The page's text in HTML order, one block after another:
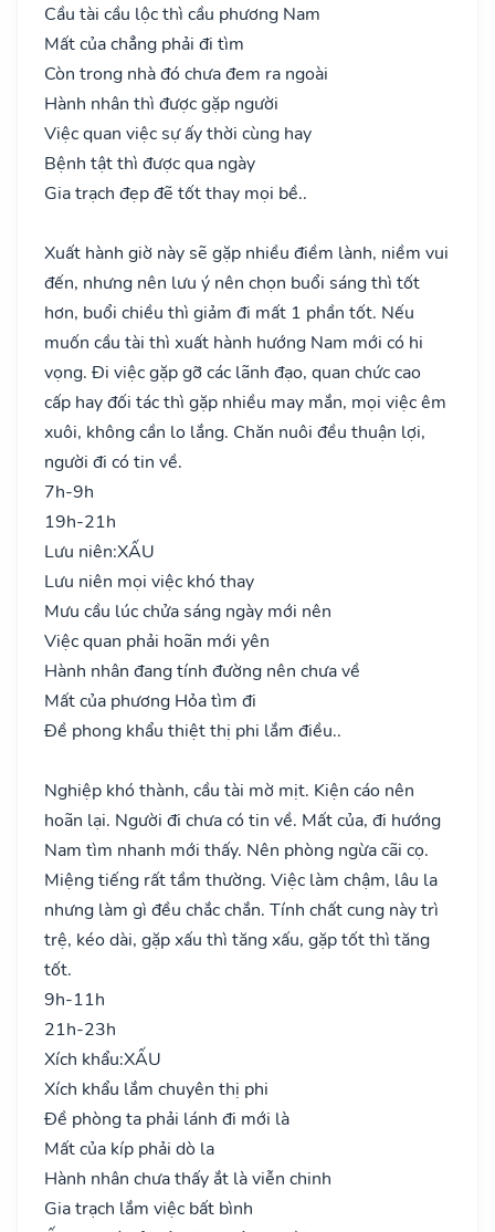
Cầu tài cầu lộc thì cầu phương Nam
Mất của chẳng phải đi tìm
Còn trong nhà đó chưa đem ra ngoài
Hành nhân thì được gặp người
Việc quan việc sự ấy thời cùng hay
Bệnh tật thì được qua ngày
Gia trạch đẹp đẽ tốt thay mọi bề..
Xuất hành giờ này sẽ gặp nhiều điềm lành, niềm vui
đến, nhưng nên lưu ý nên chọn buổi sáng thì tốt
hơn, buổi chiều thì giảm đi mất 1 phần tốt. Nếu
muốn cầu tài thì xuất hành hướng Nam mới có hi
vọng. Đi việc gặp gỡ các lãnh đạo, quan chức cao
cấp hay đối tác thì gặp nhiều may mắn, mọi việc êm
xuôi, không cần lo lắng. Chăn nuôi đều thuận lợi,
người đi có tin về.
7h-9h
19h-21h
Lưu niên:XẤU
Lưu niên mọi việc khó thay
Mưu cầu lúc chửa sáng ngày mới nên
Việc quan phải hoãn mới yên
Hành nhân đang tính đường nên chưa về
Mất của phương Hỏa tìm đi
Đề phong khẩu thiệt thị phi lắm điều..
Nghiệp khó thành, cầu tài mờ mịt. Kiện cáo nên
hoãn lại. Người đi chưa có tin về. Mất của, đi hướng
Nam tìm nhanh mới thấy. Nên phòng ngừa cãi cọ.
Miệng tiếng rất tầm thường. Việc làm chậm, lâu la
nhưng làm gì đều chắc chắn. Tính chất cung này trì
trệ, kéo dài, gặp xấu thì tăng xấu, gặp tốt thì tăng
tốt.
9h-11h
21h-23h
Xích khẩu:XẤU
Xích khẩu lắm chuyên thị phi
Đề phòng ta phải lánh đi mới là
Mất của kíp phải dò la
Hành nhân chưa thấy ắt là viễn chinh
Gia trạch lắm việc bất bình